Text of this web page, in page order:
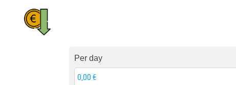
Per day